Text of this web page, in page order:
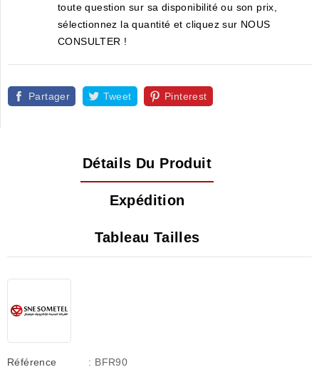
toute question sur sa disponibilité ou son prix,
sélectionnez la quantité et cliquez sur NOUS
CONSULTER !
Partager Tweet Pinterest
Détails Du Produit
Expédition
Tableau Tailles
Référence : BFR90